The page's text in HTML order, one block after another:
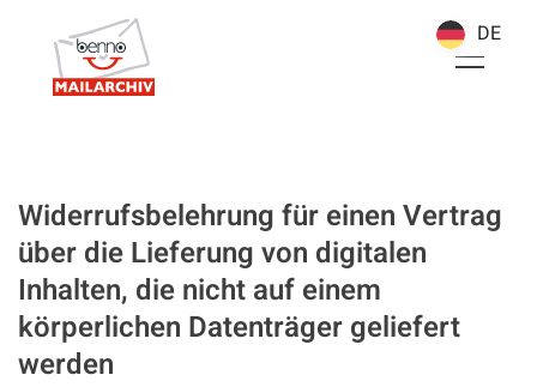
Widerrufsbelehrung für einen Vertrag
über die Lieferung von digitalen
Inhalten, die nicht auf einem
körperlichen Datenträger geliefert
werden
DE
DE